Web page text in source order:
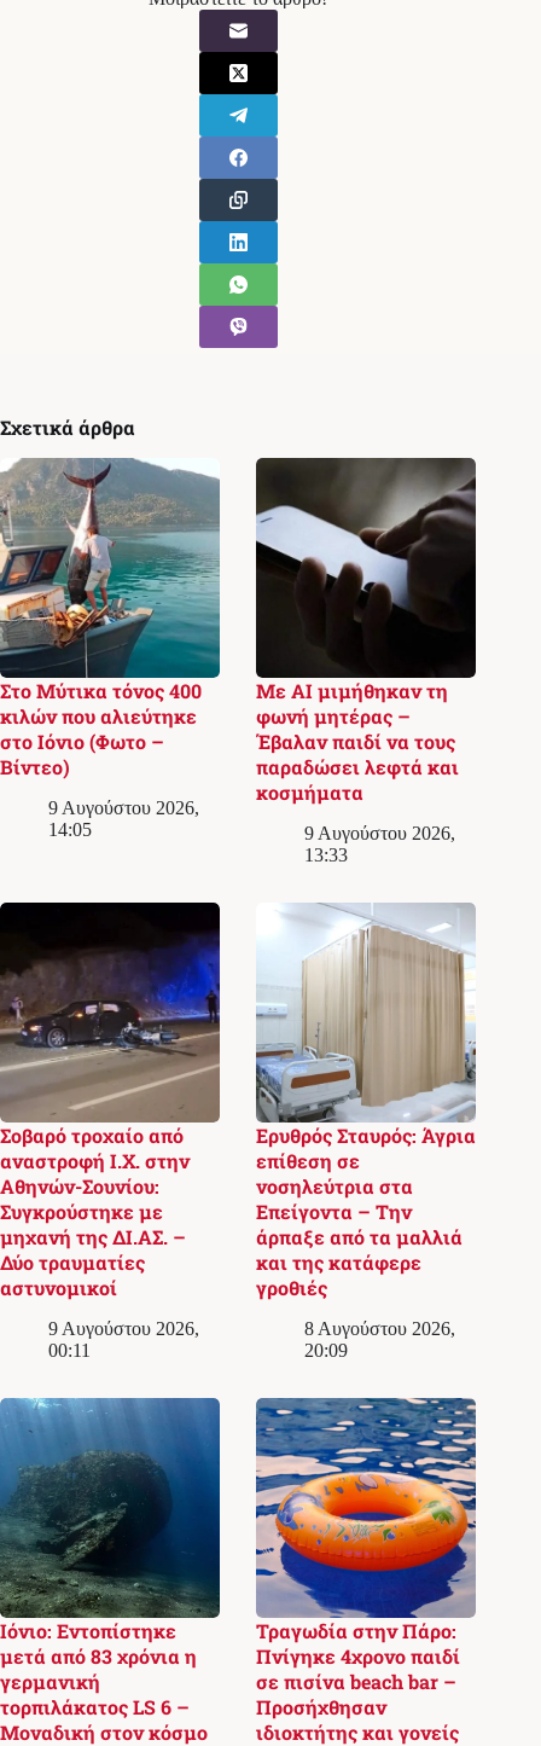
Σχετικά άρθρα
Στο Μύτικα τόνος 400
κιλών που αλιεύτηκε
στο Ιόνιο (Φωτο –
Βίντεο)
9 Αυγούστου 2026,
14:05
Με AI μιμήθηκαν τη
φωνή μητέρας –
Έβαλαν παιδί να τους
παραδώσει λεφτά και
κοσμήματα
9 Αυγούστου 2026,
13:33
Σοβαρό τροχαίο από
αναστροφή Ι.Χ. στην
Αθηνών-Σουνίου:
Συγκρούστηκε με
μηχανή της ΔΙ.ΑΣ. –
Δύο τραυματίες
αστυνομικοί
9 Αυγούστου 2026,
00:11
Ερυθρός Σταυρός: Άγρια
επίθεση σε
νοσηλεύτρια στα
Επείγοντα – Την
άρπαξε από τα μαλλιά
και της κατάφερε
γροθιές
8 Αυγούστου 2026,
20:09
Ιόνιο: Εντοπίστηκε
μετά από 83 χρόνια η
γερμανική
τορπιλάκατος LS 6 –
Μοναδική στον κόσμο
Τραγωδία στην Πάρο:
Πνίγηκε 4χρονο παιδί
σε πισίνα beach bar –
Προσήχθησαν
ιδιοκτήτης και γονείς